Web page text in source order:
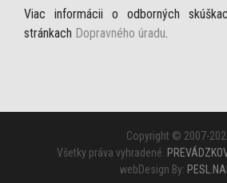
Viac informácii o odborných
stránkach Dopravného úradu.
Copyright © 2007-
Všetky práva vyhradené.
webDesign By: